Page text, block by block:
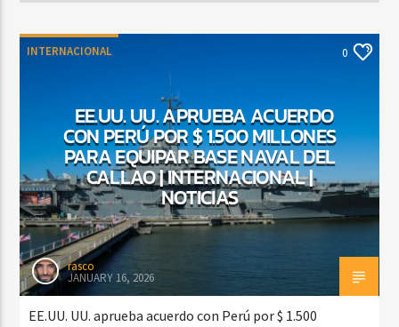
INTERNACIONAL 0
EE.UU. UU. APRUEBA ACUERDO
CON PERÚ POR $ 1.500 MILLONES
PARA EQUIPAR BASE NAVAL DEL
CALLAO | INTERNACIONAL |
NOTICIAS
rasco
JANUARY 16, 2026
EE.UU. UU. aprueba acuerdo con Perú por $ 1.500